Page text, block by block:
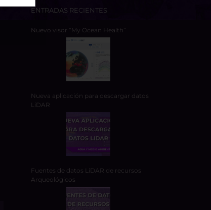
ENTRADAS RECIENTES
Nuevo visor “My Ocean Health”
Nueva aplicación para descargar datos
LiDAR
Fuentes de datos LiDAR de recursos
Arqueológicos